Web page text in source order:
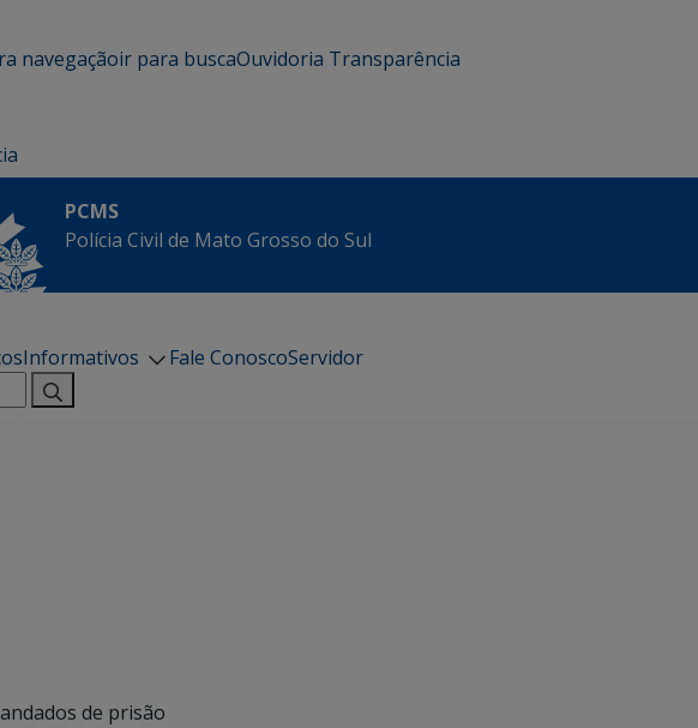
navegaçãoir para buscaOuvidoria Transparência
PCMS
Polícia Civil de Mato Grosso do Sul
Informativos Fale ConoscoServidor
de prisão